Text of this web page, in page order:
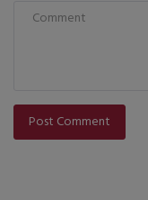
Post Comment